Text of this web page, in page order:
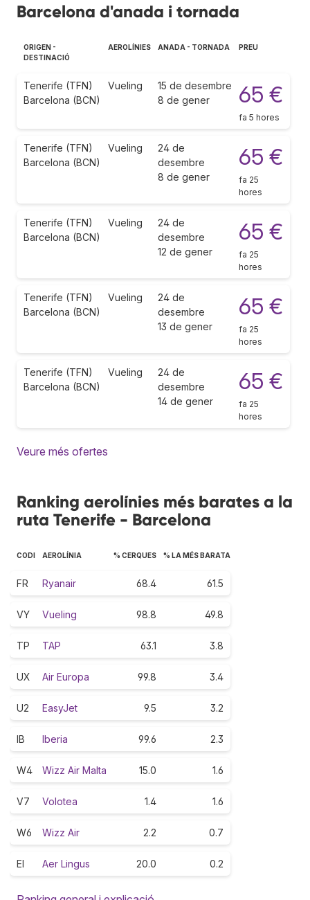
Barcelona d'anada i tornada
ORIGEN -
DESTINACIÓ
AEROLÍNIES ANADA - TORNADA PREU
Tenerife (TFN)
Barcelona (BCN)
Vueling
15 de desembre
8 de gener
65 €
fa 5 hores
Tenerife (TFN)
Barcelona (BCN)
Vueling
24 de
desembre
8 de gener
65 €
fa 25
hores
Tenerife (TFN)
Barcelona (BCN)
Vueling
24 de
desembre
12 de gener
65 €
fa 25
hores
Tenerife (TFN)
Barcelona (BCN)
Vueling
24 de
desembre
13 de gener
65 €
fa 25
hores
Tenerife (TFN)
Barcelona (BCN)
Vueling
24 de
desembre
14 de gener
65 €
fa 25
hores
Veure més ofertes
Ranking aerolínies més barates a la
ruta Tenerife - Barcelona
CODI AEROLÍNIA % CERQUES % LA MÉS BARATA
FR Ryanair 68.4 61.5
VY Vueling 98.8 49.8
TP TAP 63.1 3.8
UX Air Europa 99.8 3.4
U2 EasyJet 9.5 3.2
IB Iberia 99.6 2.3
W4 Wizz Air Malta 15.0 1.6
V7 Volotea 1.4 1.6
W6 Wizz Air 2.2 0.7
EI Aer Lingus 20.0 0.2